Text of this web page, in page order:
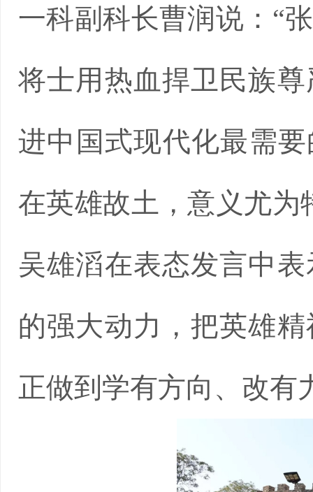
一科副科长曹润说：“
将士用热血捍卫民族
进中国式现代化最需
在英雄故土，意义尤为
吴雄滔在表态发言中
的强大动力，把英雄
正做到学有方向、改有